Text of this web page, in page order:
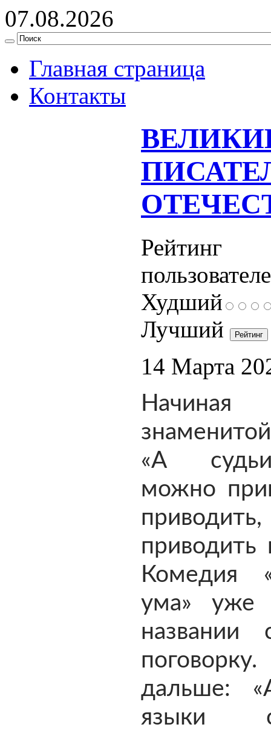
07.08.2026
Главная страница
Контакты
Рейтинг
Худший
Лучший
14 Марта
«А
можно
приводить
Комедия
ума» уже
названии
дальше:
языки